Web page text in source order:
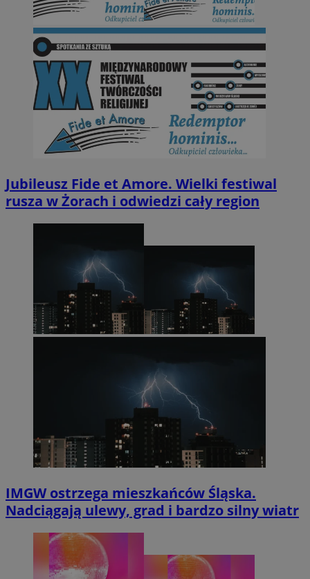
Jubileusz Fide et Amore. Wielki festiwal
rusza w Żorach i odwiedzi cały region
IMGW ostrzega mieszkańców Śląska.
Nadciągają ulewy, grad i bardzo silny wiatr